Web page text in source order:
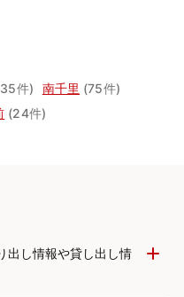
件) 南千里 (75件)
(24件)
出し情報や貸し出し情